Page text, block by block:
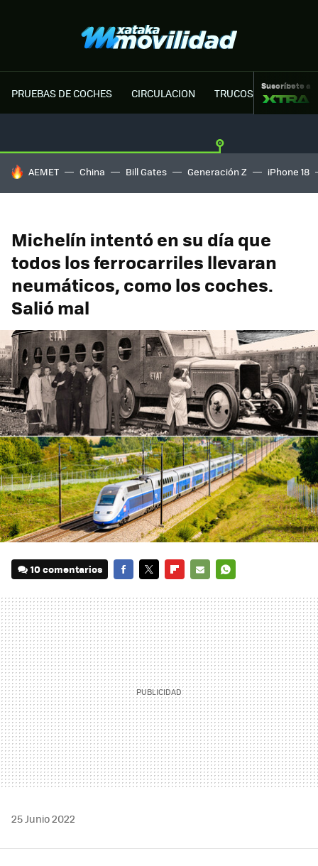
PRUEBAS DE COCHES CIRCULACION TRUCOS MOTOR
Suscríbete a
HOY SE HABLA DE
AEMET China Bill Gates Generación Z iPhone 18
Michelín intentó en su día que
todos los ferrocarriles llevaran
neumáticos, como los coches.
Salió mal
10 comentarios
MAIL
25 Junio 2022